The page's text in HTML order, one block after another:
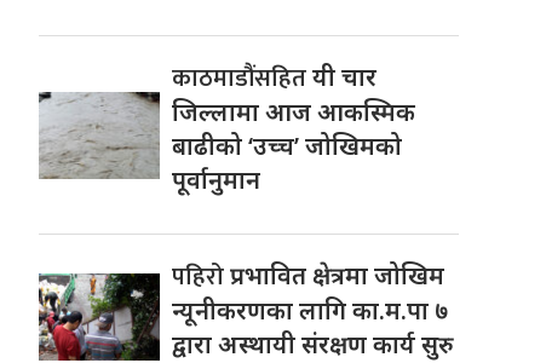
काठमाडौंसहितयी चार
जिल्लामा आज आकस्मिक
बाढीको ‘उच्च’ जोखिमको
पूर्वानुमान
पहिरोप्रभावित क्षेत्रमा जोखिम
न्यूनीकरणका लागि का.म.पा ७
द्वारा अस्थायी संरक्षण कार्य सुरु